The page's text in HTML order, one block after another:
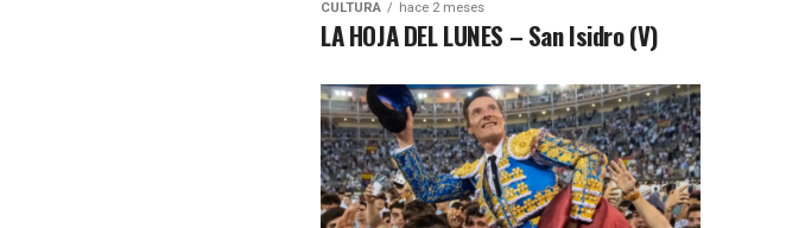
CULTURA hace 2 meses
LA HOJA DEL LUNES – San Isidro (V)